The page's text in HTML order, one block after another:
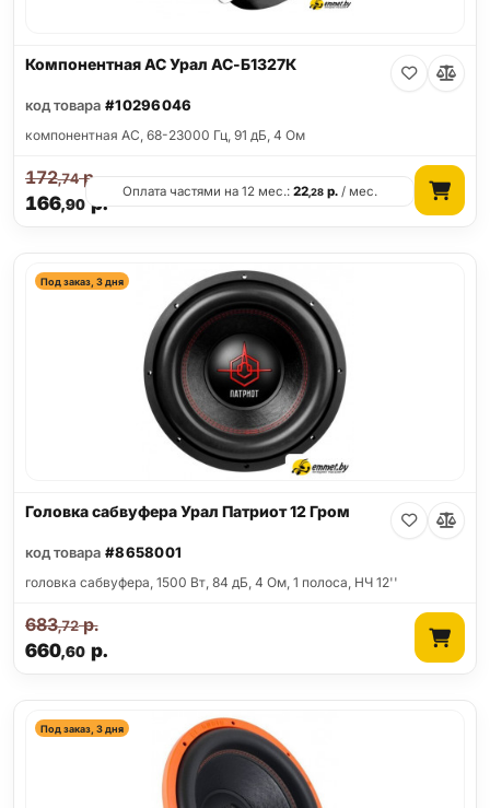
Компонентная АС Урал АС-Б1327К
код товара #10296046
компонентная АС, 68-23000 Гц, 91 дБ, 4 Ом
166,90р.
172,74р.
Оплата частями на 12 мес.:22,28 р. / мес.
Под заказ, 3 дня
Головка сабвуфера Урал Патриот 12 Гром
код товара #8658001
головка сабвуфера, 1500 Вт, 84 дБ, 4 Ом, 1 полоса, НЧ 12''
660,60р.
683,72р.
Под заказ, 3 дня